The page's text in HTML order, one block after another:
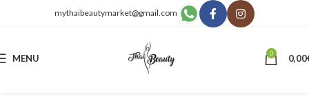
mythaibeautymarket@gmail.com
MENU 0 0,00